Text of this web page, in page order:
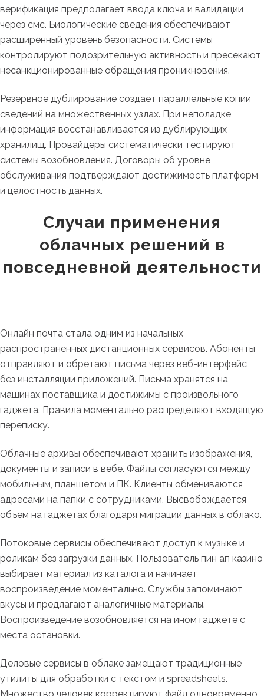
верификация предполагает ввода ключа и валидации
через смс. Биологические сведения обеспечивают
расширенный уровень безопасности. Системы
контролируют подозрительную активность и пресекают
несанкционированные обращения проникновения.
Резервное дублирование создает параллельные копии
сведений на множественных узлах. При неполадке
информация восстанавливается из дублирующих
хранилищ. Провайдеры систематически тестируют
системы возобновления. Договоры об уровне
обслуживания подтверждают достижимость платформ
и целостность данных.
Случаи применения
облачных решений в
повседневной деятельности
Онлайн почта стала одним из начальных
распространенных дистанционных сервисов. Абоненты
отправляют и обретают письма через веб-интерфейс
без инсталляции приложений. Письма хранятся на
машинах поставщика и достижимы с произвольного
гаджета. Правила моментально распределяют входящую
переписку.
Облачные архивы обеспечивают хранить изображения,
документы и записи в вебе. Файлы согласуются между
мобильным, планшетом и ПК. Клиенты обмениваются
адресами на папки с сотрудниками. Высвобождается
объем на гаджетах благодаря миграции данных в облако.
Потоковые сервисы обеспечивают доступ к музыке и
роликам без загрузки данных. Пользователь пин ап казино
выбирает материал из каталога и начинает
воспроизведение моментально. Службы запоминают
вкусы и предлагают аналогичные материалы.
Воспроизведение возобновляется на ином гаджете с
места остановки.
Деловые сервисы в облаке замещают традиционные
утилиты для обработки с текстом и spreadsheets.